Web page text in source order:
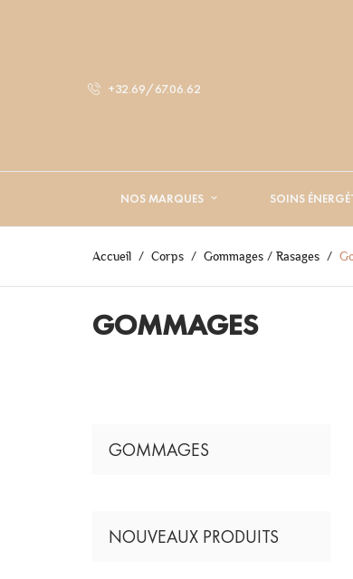
+32.69/67.06.62
NOS MARQUES SOINS
Accueil Corps Gommages / Rasages
GOMMAGES
GOMMAGES
NOUVEAUX PRODUITS